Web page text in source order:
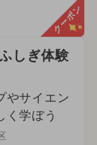
クーポン
しぎ体験
やサイエン
く学ぼう